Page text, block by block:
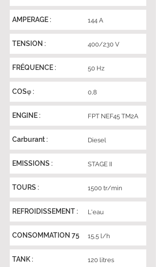
AMPERAGE : 144 A
TENSION : 400/230 V
FRÉQUENCE : 50 Hz
COSφ : 0,8
ENGINE : FPT NEF45 TM2A
Carburant : Diesel
EMISSIONS : STAGE II
TOURS : 1500 tr/min
REFROIDISSEMENT : L'eau
CONSOMMATION 75 15,5 l/h
TANK : 120 litres